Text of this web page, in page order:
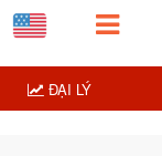
ĐẠI LÝ